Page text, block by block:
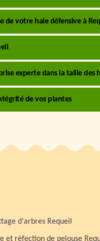
de votre haie défensive à
experte dans la taille des
de vos plantes
d'arbres Requeil
et réfection de pelouse